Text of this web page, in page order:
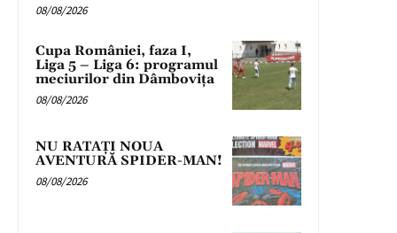
08/08/2026
Cupa României, faza I,
Liga 5 – Liga 6: programul
meciurilor din Dâmbovița
08/08/2026
NU RATAȚI NOUA
AVENTURĂ SPIDER-MAN!
08/08/2026